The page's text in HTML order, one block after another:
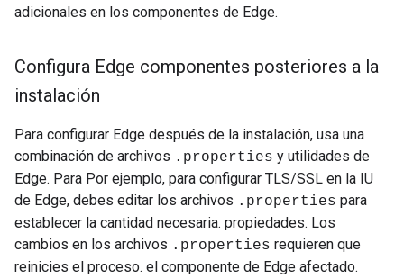
adicionales en los componentes de Edge.
Configura Edge componentes posteriores a la
instalación
Para configurar Edge después de la instalación, usa una
combinación de archivos .properties y utilidades de
Edge. Para Por ejemplo, para configurar TLS/SSL en la IU
de Edge, debes editar los archivos .properties para
establecer la cantidad necesaria. propiedades. Los
cambios en los archivos .properties requieren que
reinicies el proceso. el componente de Edge afectado.